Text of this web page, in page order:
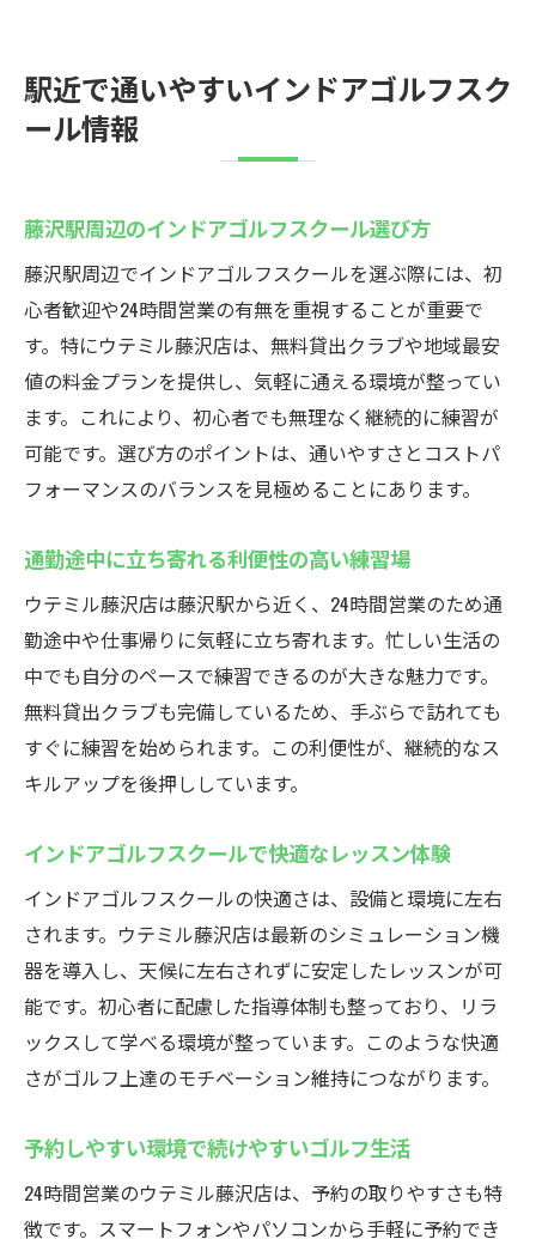
駅近で通いやすいインドアゴルフスク
ール情報
藤沢駅周辺のインドアゴルフスクール選び方
藤沢駅周辺でインドアゴルフスクールを選ぶ際には、初
心者歓迎や24時間営業の有無を重視することが重要で
す。特にウテミル藤沢店は、無料貸出クラブや地域最安
値の料金プランを提供し、気軽に通える環境が整ってい
ます。これにより、初心者でも無理なく継続的に練習が
可能です。選び方のポイントは、通いやすさとコストパ
フォーマンスのバランスを見極めることにあります。
通勤途中に立ち寄れる利便性の高い練習場
ウテミル藤沢店は藤沢駅から近く、24時間営業のため通
勤途中や仕事帰りに気軽に立ち寄れます。忙しい生活の
中でも自分のペースで練習できるのが大きな魅力です。
無料貸出クラブも完備しているため、手ぶらで訪れても
すぐに練習を始められます。この利便性が、継続的なス
キルアップを後押ししています。
インドアゴルフスクールで快適なレッスン体験
インドアゴルフスクールの快適さは、設備と環境に左右
されます。ウテミル藤沢店は最新のシミュレーション機
器を導入し、天候に左右されずに安定したレッスンが可
能です。初心者に配慮した指導体制も整っており、リラ
ックスして学べる環境が整っています。このような快適
さがゴルフ上達のモチベーション維持につながります。
予約しやすい環境で続けやすいゴルフ生活
24時間営業のウテミル藤沢店は、予約の取りやすさも特
徴です。スマートフォンやパソコンから手軽に予約でき